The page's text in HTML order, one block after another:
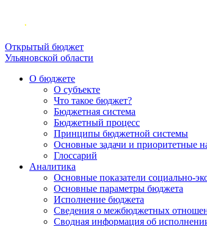
Открытый бюджет
Ульяновской области
О бюджете
О субъекте
Что такое бюджет?
Бюджетная система
Бюджетный процесс
Принципы бюджетной системы
Основные задачи и приоритетные
Глоссарий
Аналитика
Основные показатели социально-
Основные параметры бюджета
Исполнение бюджета
Сведения о межбюджетных
Сводная информация об